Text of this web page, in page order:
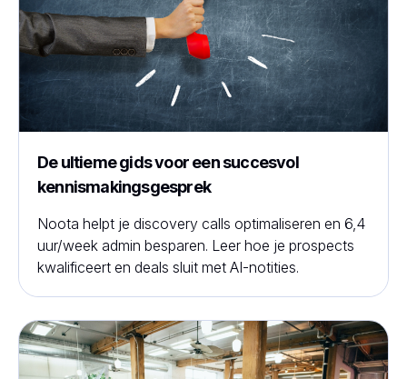
De ultieme gids voor een succesvol
kennismakingsgesprek
Noota helpt je discovery calls optimaliseren en 6,4
uur/week admin besparen. Leer hoe je prospects
kwalificeert en deals sluit met AI-notities.